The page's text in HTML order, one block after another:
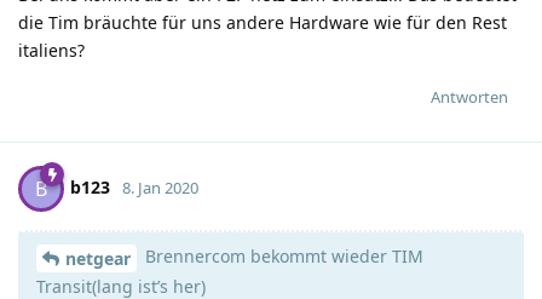
die Tim bräuchte für uns andere Hardware wie für den Rest
italiens?
Antworten
B b123 8. Jan 2020
netgear
Brennercom bekommt wieder TIM
Transit(lang ist’s her)